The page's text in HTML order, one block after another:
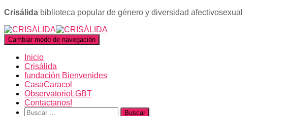
Crisálida biblioteca popular de género y diversidad afectivosexual
Cambiar modo de navegación
Inicio
Crisálida
fundación Bienvenides
CasaCaracol
ObservatorioLGBT
Contactanos!
Buscar: